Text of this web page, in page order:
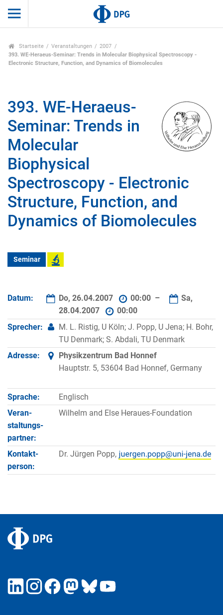
Startseite Veranstaltungen
2007
393. WE-Heraeus-Seminar: Trends in Molecular Biophysical Spectroscopy -
Electronic Structure, Function, and Dynamics of Biomolecules
393. WE-Heraeus-
Seminar: Trends in
Molecular
Biophysical
Spectroscopy - Electronic
Structure, Function, and
Dynamics of Biomolecules
Seminar
Datum: Do, 26.04.2007 00:00 –
Sa,
28.04.2007
00:00
Sprecher:
M. L. Ristig, U Köln; J. Popp, U Jena; H. Bohr,
TU Denmark; S. Abdali, TU Denmark
Adresse:
Physikzentrum Bad Honnef
Hauptstr. 5, 53604 Bad Honnef, Germany
Sprache:
Englisch
Veran­
staltungs­
partner:
Wilhelm and Else Heraues-Foundation
Kontakt­
person:
Dr. Jürgen Popp,